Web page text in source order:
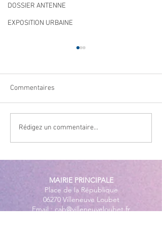
DOSSIER ANTENNE
EXPOSITION URBAINE
Qualité des eaux de
des plages
Commentaires
Rédigez un commentaire...
MAIRIE PRINCIPALE
Place de la République
06270 Villeneuve Loubet
Email : cab@villeneuveloubet.fr